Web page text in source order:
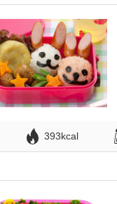
393kcal